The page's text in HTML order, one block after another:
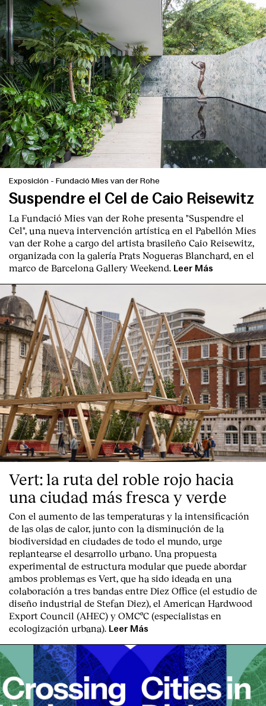
Exposición - Fundació Mies van der Rohe
Suspendre el Cel de Caio Reisewitz
La Fundació Mies van der Rohe presenta "Suspendre el
Cel", una nueva intervención artística en el Pabellón Mies
van der Rohe a cargo del artista brasileño Caio Reisewitz,
organizada con la galería Prats Nogueras Blanchard, en el
marco de Barcelona Gallery Weekend.
Leer Más
Vert: la ruta del roble rojo hacia
una ciudad más fresca y verde
Con el aumento de las temperaturas y la intensificación
de las olas de calor, junto con la disminución de la
biodiversidad en ciudades de todo el mundo, urge
replantearse el desarrollo urbano. Una propuesta
experimental de estructura modular que puede abordar
ambos problemas es Vert, que ha sido ideada en una
colaboración a tres bandas entre Diez Office (el estudio de
diseño industrial de Stefan Diez), el American Hardwood
Export Council (AHEC) y OMCºC (especialistas en
ecologización urbana). Leer Más